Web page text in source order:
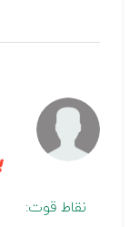
نقاط قوت: